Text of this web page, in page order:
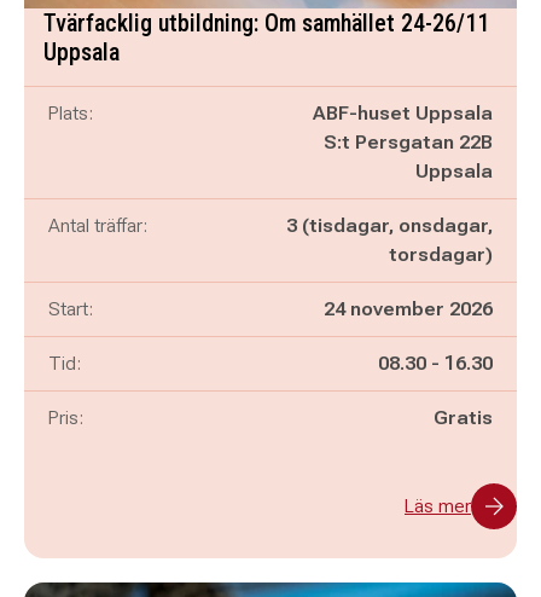
Tvärfacklig utbildning: Om samhället 24-26/11
Uppsala
Plats:
ABF-huset Uppsala
S:t Persgatan 22B
Uppsala
Antal träffar:
3 (tisdagar, onsdagar,
torsdagar)
Start: 24 november 2026
Tid: Pågår mellan
08.30 - och
16.30
Pris: Gratis
Läs mer